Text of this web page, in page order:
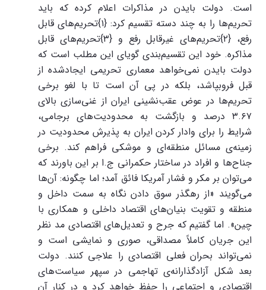
است. دولت بایدن در مذاکرات اعلام کرده که باید
تحریم‌ها را به چند دسته تقسیم کرد: {۱}تحریم‌های قابل
رفع، {۲}تحریم‌های غیرقابل رفع و {۳}تحریم‌های قابل
مذاکره. خود این تقسیم‌بندی گویای این مطلب است که
دولت بایدن نمی‌خواهد معماری تحریمی ایجادشده از
قبل فروبپاشد، بلکه در پی آن است تا با لغو برخی
تحریم‌ها در عوض عقب‌نشینی ایران از غنی‌سازی بالای
۳.۶۷ درصد و بازگشت به محدودیت‌های برجامی،
شرایط را برای وادار کردن ایران به پذیرش محدودیت در
زمینه‌ی مسائل منطقه‌ای و موشکی فراهم کند. برخی
جناح‌ها و افراد در ساختار حکمرانی ج.ا بر این باورند که
می‌توان بر مکر و فشار آمریکا فائق آمد؛ اما چگونه: آن‌ها
می‌گویند «از رهگذر سوق دادن نگاه به سمت داخل و
منطقه و تقویت بنیان‌های اقتصاد داخلی و همکاری با
چین». اما گفتیم که جرح و تعدیل‌های اقتصادی مد نظر
این جریان کاملاً مصداقی، صوری و نمایشی است و
نمی‌تواند بحران فعلی اقتصادی را علاجی کنند. دولت
بعد شکل آزادگذارانه‌ی تهاجمی در سپهر سیاست‌های
اقتصادی و اجتماعی را حفظ خواهد کرد و در کنار آن